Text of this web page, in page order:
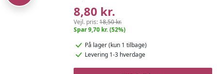
8,80 kr.
Vejl. pris:18,50 kr.
Spar 9,70 kr. (52%)
På lager(kun 1 tilbage)
Levering 1-3 hverdage